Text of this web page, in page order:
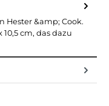
Hester &amp; Cook.
10,5 cm, das dazu